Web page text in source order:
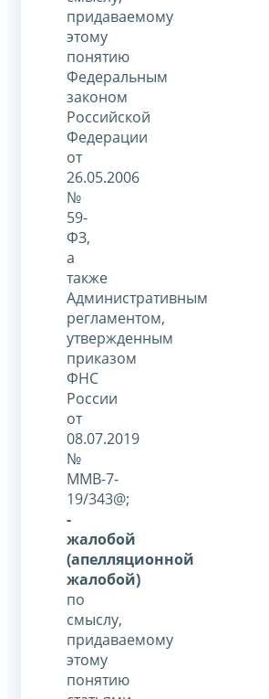
придаваемому
этому
понятию
Федеральным
законом
Российской
Федерации
от
26.05.2006
№
59-
ФЗ,
а
также
Административным
регламентом,
утвержденным
приказом
ФНС
России
от
08.07.2019
№
ММВ-7-
19/343@;
-
жалобой
(апелляционной
жалобой)
по
смыслу,
придаваемому
этому
понятию